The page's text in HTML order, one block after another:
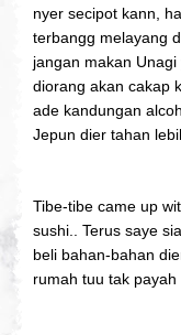
nyer secipot kann,
terbangg melayang
jangan makan
diorang akan cakap
ade kandungan
Jepun dier tahan
Tibe-tibe came up
sushi.. Terus saye
beli bahan-bahan
rumah tuu tak payah